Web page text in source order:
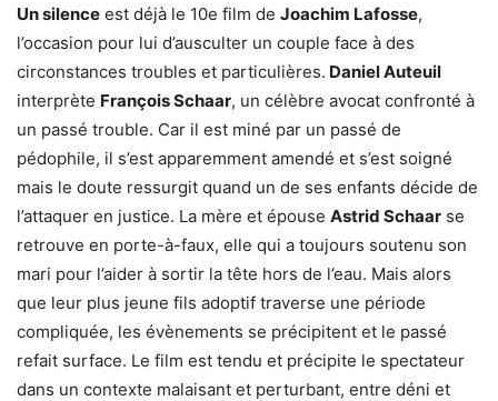
Un silence est déjà le 10e film de Joachim Lafosse,
l’occasion pour lui d’ausculter un couple face à des
circonstances troubles et particulières. Daniel Auteuil
interprète François Schaar, un célèbre avocat confronté à
un passé trouble. Car il est miné par un passé de
pédophile, il s’est apparemment amendé et s’est soigné
mais le doute ressurgit quand un de ses enfants décide de
l’attaquer en justice. La mère et épouse Astrid Schaar se
retrouve en porte-à-faux, elle qui a toujours soutenu son
mari pour l’aider à sortir la tête hors de l’eau. Mais alors
que leur plus jeune fils adoptif traverse une période
compliquée, les évènements se précipitent et le passé
refait surface. Le film est tendu et précipite le spectateur
dans un contexte malaisant et perturbant, entre déni et